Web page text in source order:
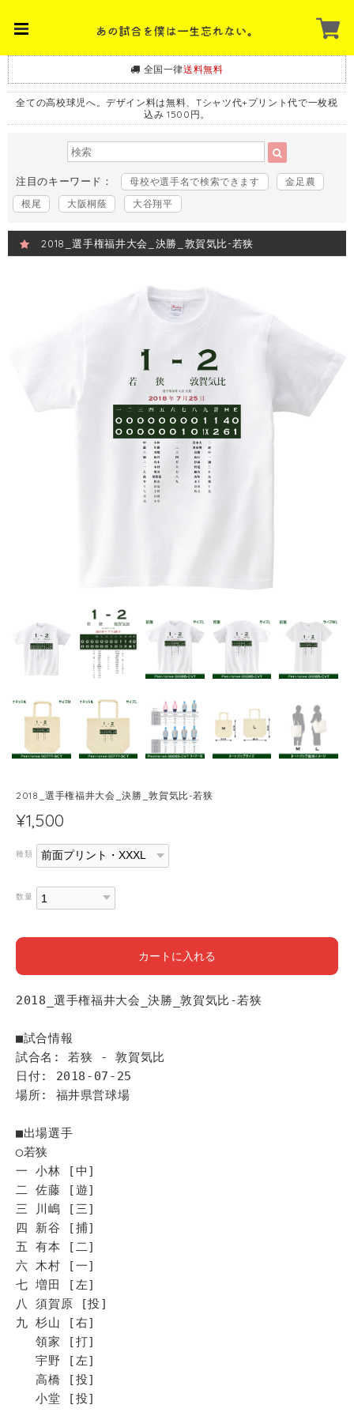
全国一律送料無料
全ての高校球児へ。デザイン料は無料、Tシャツ代+プリント代で一枚税
込み 1500円。
注目のキーワード： 母校や選手名で検索できます
金足農
根尾
大阪桐蔭 大谷翔平
2018_選手権福井大会_決勝_敦賀気比-若狭
2018_選手権福井大会_決勝_敦賀気比-若狭
¥1,500
種類
数量
カートに入れる
2018_選手権福井大会_決勝_敦賀気比-若狭
■試合情報
試合名: 若狭 - 敦賀気比
日付: 2018-07-25
場所: 福井県営球場
■出場選手
◯若狭
一 小林 [中]
二 佐藤 [遊]
三 川嶋 [三]
四 新谷 [捕]
五 有本 [二]
六 木村 [一]
七 増田 [左]
八 須賀原 [投]
九 杉山 [右]
領家 [打]
宇野 [左]
高橋 [投]
小堂 [投]